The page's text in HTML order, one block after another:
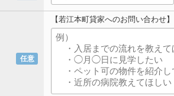
任意
【若江本町貸家へのお問い合わせ】